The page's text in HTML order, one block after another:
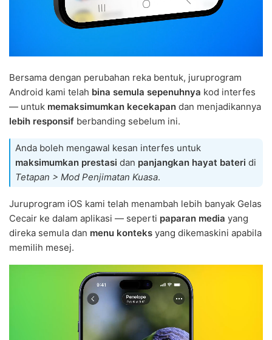
Bersama dengan perubahan reka bentuk, juruprogram
Android kami telah bina semula sepenuhnya kod interfes
— untuk memaksimumkan kecekapan dan menjadikannya
lebih responsif berbanding sebelum ini.
Anda boleh mengawal kesan interfes untuk
maksimumkan prestasi dan panjangkan hayat bateri di
Tetapan > Mod Penjimatan Kuasa.
Juruprogram iOS kami telah menambah lebih banyak Gelas
Cecair ke dalam aplikasi — seperti paparan media yang
direka semula dan menu konteks yang dikemaskini apabila
memilih mesej.